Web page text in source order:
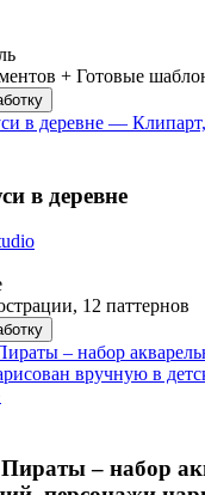
+ Готовые
в деревне
12 паттернов
– набор